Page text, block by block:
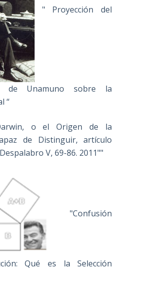
" Proyección del
de Unamuno sobre la
“
o el Origen de la
de Distinguir, artículo
V, 69-86. 2011""
"Confusión
Qué es la Selección